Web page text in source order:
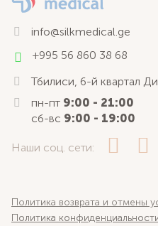
info@silkmedical.ge
+995 56 860 38 68
Тбилиси, 6-й квартал
пн-пт 9:00 - 21:00
сб-вс 9:00 - 19:00
Наши соц. сети:
Политика возврата и отмены
Политика